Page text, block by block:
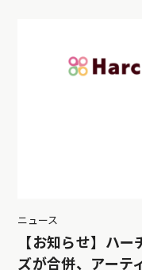
ニュース
【お知らせ】ハ
ズが合併、アーテ